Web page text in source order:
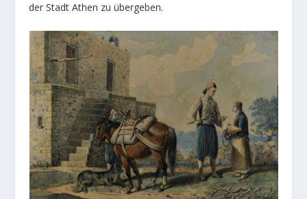
der Stadt Athen zu übergeben.